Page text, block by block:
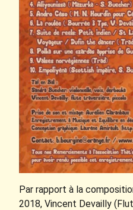
Par rapport à la
2018, Vincent Devailly